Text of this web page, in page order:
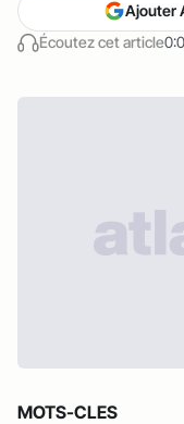
Écoutez cet article
Ajouter
MOTS-CLES